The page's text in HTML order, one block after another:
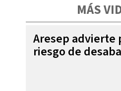
MÁS
Aresep advierte
riesgo de